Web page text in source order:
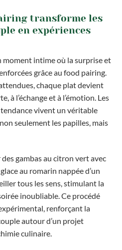
transforme les
en expériences
moment intime où la surprise et
grâce au food pairing.
chaque plat devient
à l’échange et à l’émotion. Les
vivent un véritable
seulement les papilles, mais
gambas au citron vert avec
au romarin nappée d’un
tous les sens, stimulant la
inoubliable. Ce procédé
renforçant la
autour d’un projet
culinaire.